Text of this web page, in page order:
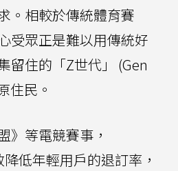
。相較於傳統體育賽
受眾正是難以用傳統好
留住的「Z世代」 (Gen
住民。
》等電競賽事，
低年輕用戶的退訂率，